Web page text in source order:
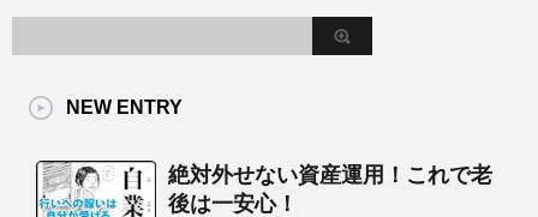
NEW ENTRY
絶対外せない資産運用！これで老
後は一安心！